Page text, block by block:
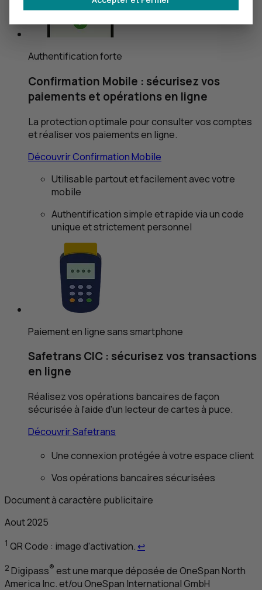
Authentification forte
Confirmation Mobile : sécurisez vos
paiements et opérations en ligne
La protection optimale pour consulter vos comptes
et réaliser vos paiements en ligne.
Découvrir Confirmation Mobile
Utilisable partout et facilement avec votre
mobile
Authentification simple et rapide via un code
unique et strictement personnel
Paiement en ligne sans smartphone
SafetransCIC : sécurisez vos transactions
en ligne
Réalisez vos opérations bancaires de façon
sécurisée à l'aide d'un lecteur de cartes à puce.
Découvrir Safetrans
Une connexion protégée à votre espace client
Vos opérations bancaires sécurisées
Document à caractère publicitaire
Aout 2025
1 QRCode : image d’activation. ↩Retour au renvoi 1
2 Digipass® est une marque déposée deOneSpan North
America Inc. et/ouOneSpan International GmbH